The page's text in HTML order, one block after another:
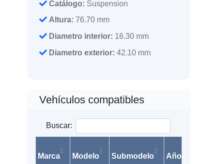
Catálogo: Suspension
Altura: 76.70 mm
Diametro interior: 16.30 mm
Diametro exterior: 42.10 mm
Vehículos compatibles
Buscar:
Marca Modelo Submodelo Año